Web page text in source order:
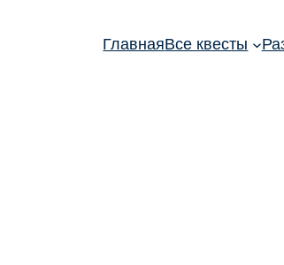
ГлавнаяВсе квесты